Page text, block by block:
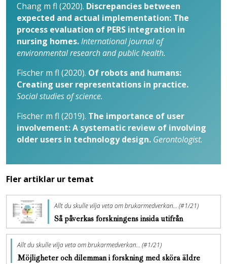
Chang m fl (2020). Discrepancies between
expected and actual implementation: The
process evaluation of PERS integration in
nursing homes.International journal of
environmental research and public health.
Fischer m fl (2020). Of robots and humans:
Creating user representations in practice.
Social studies of science.
Fischer m fl (2019). The importance of user
involvement: A systematic review of involving
older users in technology design. Gerontologist.
Fler artiklar ur temat
Allt du skulle vilja veta om brukarmedverkan… (#1/21)
Så påverkas forskningens insida utifrån
Allt du skulle vilja veta om brukarmedverkan… (#1/21)
Möjligheter och dilemman i forskning med sköra äldre